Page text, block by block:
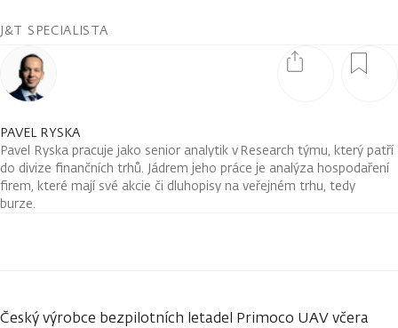
J&T SPECIALISTA
PAVEL RYSKA
Pavel Ryska pracuje jako senior analytik v Research týmu, který patří
do divize finančních trhů. Jádrem jeho práce je analýza hospodaření
firem, které mají své akcie či dluhopisy na veřejném trhu, tedy
burze.
Český výrobce bezpilotních letadel Primoco UAV včera